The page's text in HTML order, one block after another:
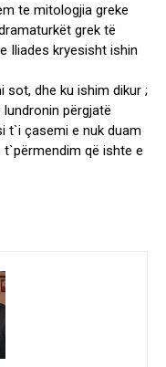
te mitologjia greke
grek të
Iliades kryesisht ishin
sot, dhe ku ishim dikur ;
përgjatë
t`i çasemi e nuk duam
që ishte e